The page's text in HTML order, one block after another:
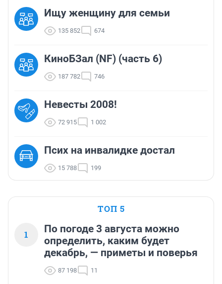
Ищу женщину для семьи
135 852 674
КиноБЗал (NF) (часть 6)
187 782 746
Невесты 2008!
72 915 1 002
Псих на инвалидке достал
15 788 199
ТОП 5
1
По погоде 3 августа можно
определить, каким будет
декабрь, — приметы и поверья
87 198 11